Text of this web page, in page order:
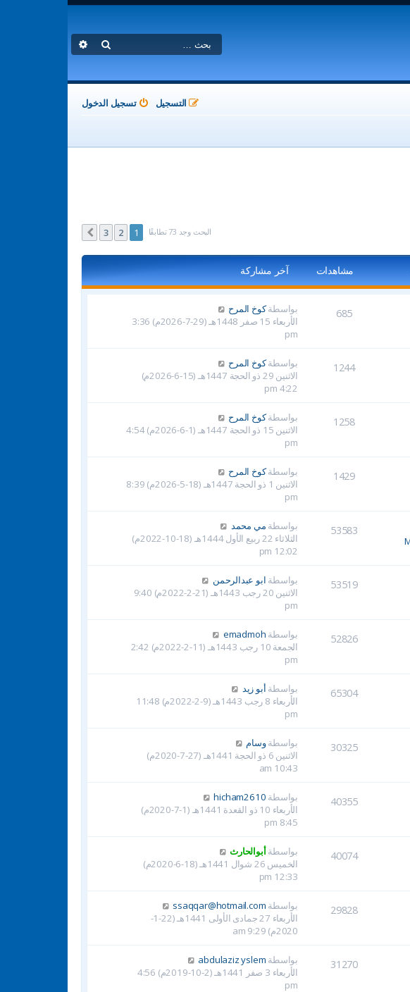
بحث
تسجيل الدخول
التسجيل
البحث وجد 73 تطابقًا 1
2
3 التالي
مشاهدات آخر مشاركة
685 بواسطةكوخ المرح
الأربعاء 15 صفر 1448هـ (29-7-2026م) 3:36
pm
1244 بواسطةكوخ المرح
الاثنين 29 ذو الحجة 1447هـ (15-6-2026م)
4:22 pm
1258 بواسطةكوخ المرح
الاثنين 15 ذو الحجة 1447هـ (1-6-2026م) 4:54
pm
1429 بواسطةكوخ المرح
الاثنين 1 ذو الحجة 1447هـ (18-5-2026م) 8:39
pm
53583 بواسطة مي محمد
الثلاثاء 22 ربيع الأول 1444هـ (18-10-2022م)
12:02 pm
53519 بواسطة ابو عبدالرحمن
الاثنين 20 رجب 1443هـ (21-2-2022م) 9:40
pm
52826 بواسطة emadmoh
الجمعة 10 رجب 1443هـ (11-2-2022م) 2:42
pm
65304 بواسطة أبو زيد
الأربعاء 8 رجب 1443هـ (9-2-2022م) 11:48
pm
30325 بواسطةوسام
الاثنين 6 ذو الحجة 1441هـ (27-7-2020م)
10:43 am
40355 بواسطة hicham2610
الأربعاء 10 ذو القعدة 1441هـ (1-7-2020م)
8:45 pm
40074 بواسطةأبوالحارث
الخميس 26 شوال 1441هـ (18-6-2020م)
12:33 pm
29828 بواسطة ssaqqar@hotmail.com
الأربعاء 27 جمادى الأولى 1441هـ (22-1-
2020م) 9:29 am
31270 بواسطة abdulaziz yslem
الأربعاء 3 صفر 1441هـ (2-10-2019م) 4:56
pm